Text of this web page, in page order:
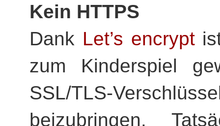
Kein HTTPS
Dank Let’s encrypt
zum Kinderspiel
SSL/TLS-
beizubringen.